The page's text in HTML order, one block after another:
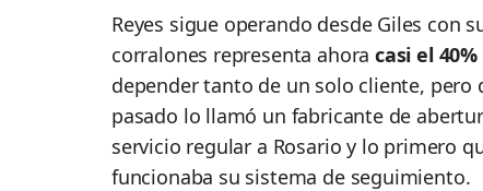
Reyes sigue operando desde Giles con
corralones representa ahora casi el
depender tanto de un solo cliente, pero
pasado lo llamó un fabricante de
servicio regular a Rosario y lo primero
funcionaba su sistema de seguimiento.